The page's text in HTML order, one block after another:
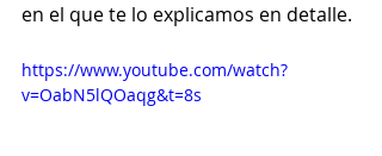
en el que te lo explicamos en detalle.
https://www.youtube.com/watch?
v=OabN5lQOaqg&t=8s